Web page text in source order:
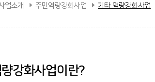
업소개 주민역량강화사업 기타 역량강화사업
강화사업이란?